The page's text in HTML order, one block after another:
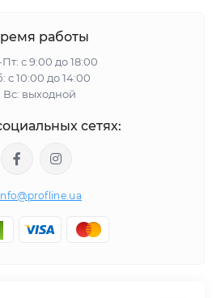
работы
с 9:00 до 18:00
с 10:00 до 14:00
Вс: выходной
сетях: